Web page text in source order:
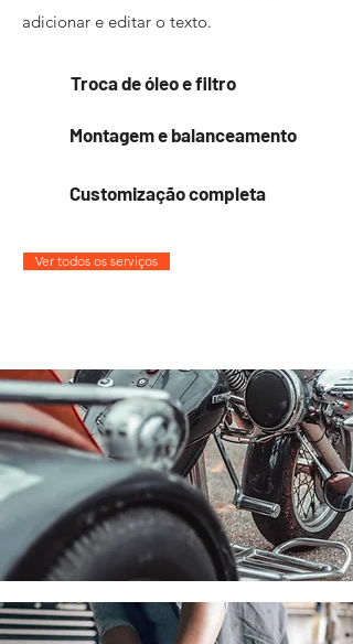
adicionar e editar o texto.
Troca de óleo e filtro
Montagem e balanceamento
Customização completa
Ver todos os serviços